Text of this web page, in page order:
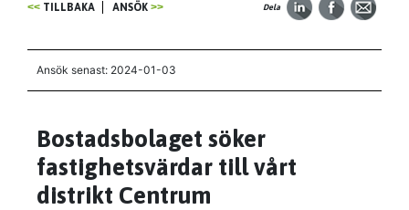
TILLBAKA ANSÖK Dela
Ansök senast: 2024-01-03
Bostadsbolaget söker
fastighetsvärdar till vårt
distrikt Centrum